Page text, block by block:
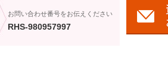
お問い合わせ番号をお伝えください
RHS-980957997